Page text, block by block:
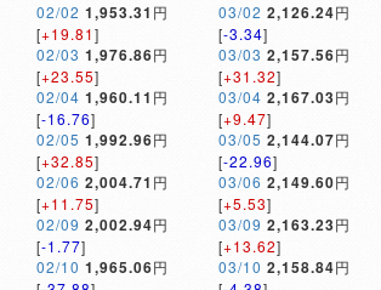
02/02 1,953.31 円
[+19.81]
02/03 1,976.86円
[+23.55]
02/04 1,960.11 円
[-16.76]
02/05 1,992.96円
[+32.85]
02/06 2,004.71 円
[+11.75]
02/09 2,002.94円
[-1.77]
02/10 1,965.06円
03/02 2,126.24円
[-3.34]
03/03 2,157.56円
[+31.32]
03/04 2,167.03円
[+9.47]
03/05 2,144.07円
[-22.96]
03/06 2,149.60円
[+5.53]
03/09 2,163.23円
[+13.62]
03/10 2,158.84円